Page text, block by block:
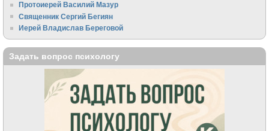
Протоиерей Василий Мазур
Священник Сергий Бегиян
Иерей Владислав Береговой
Задать вопрос психологу